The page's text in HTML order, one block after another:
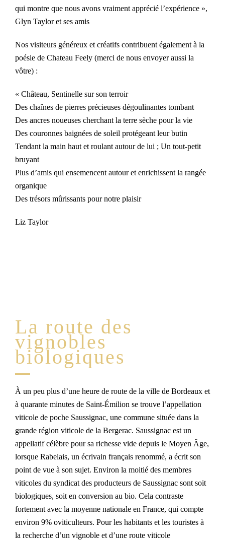
qui montre que nous avons vraiment apprécié l’expérience »,
Glyn Taylor et ses amis
Nos visiteurs généreux et créatifs contribuent également à la
poésie de Chateau Feely (merci de nous envoyer aussi la
vôtre) :
« Château, Sentinelle sur son terroir
Des chaînes de pierres précieuses dégoulinantes tombant
Des ancres noueuses cherchant la terre sèche pour la vie
Des couronnes baignées de soleil protégeant leur butin
Tendant la main haut et roulant autour de lui ; Un tout-petit
bruyant
Plus d’amis qui ensemencent autour et enrichissent la rangée
organique
Des trésors mûrissants pour notre plaisir
Liz Taylor
La route des
vignobles
biologiques
À un peu plus d’une heure de route de la ville de Bordeaux et
à quarante minutes de Saint-Émilion se trouve l’appellation
viticole de poche Saussignac, une commune située dans la
grande région viticole de la Bergerac. Saussignac est un
appellatif célèbre pour sa richesse vide depuis le Moyen Âge,
lorsque Rabelais, un écrivain français renommé, a écrit son
point de vue à son sujet. Environ la moitié des membres
viticoles du syndicat des producteurs de Saussignac sont soit
biologiques, soit en conversion au bio. Cela contraste
fortement avec la moyenne nationale en France, qui compte
environ 9% oviticulteurs. Pour les habitants et les touristes à
la recherche d’un vignoble et d’une route viticole